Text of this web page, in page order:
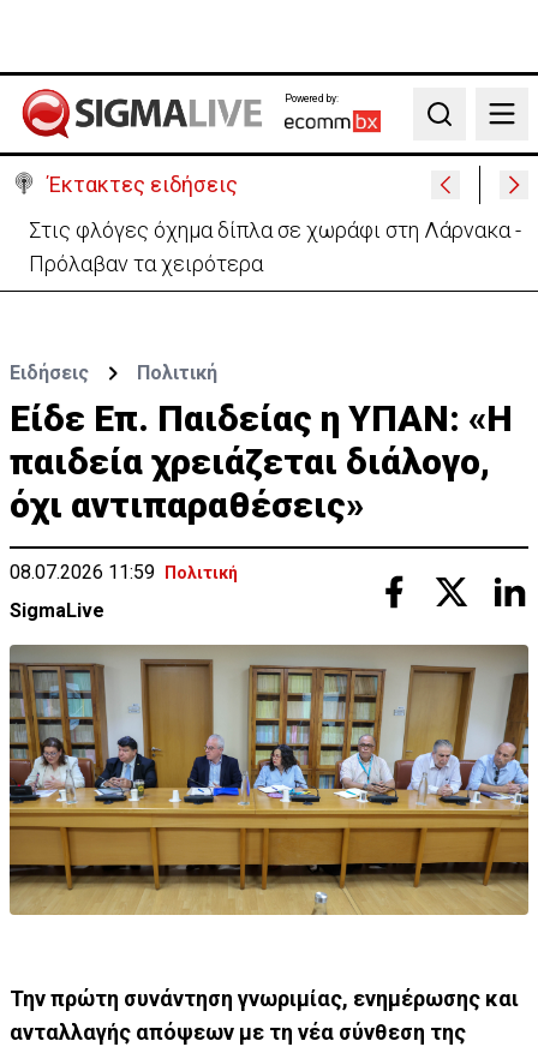
Powered by:
Search
Έκτακτες ειδήσεις
Στις φλόγες όχημα δίπλα σε χωράφι στη Λάρνακα -
Πρόλαβαν τα χειρότερα
Ειδήσεις Πολιτική
Είδε Επ. Παιδείας η ΥΠΑΝ: «Η
παιδεία χρειάζεται διάλογο,
όχι αντιπαραθέσεις»
08.07.2026 11:59 Πολιτική
SigmaLive
Την πρώτη συνάντηση γνωριμίας, ενημέρωσης και
ανταλλαγής απόψεων με τη νέα σύνθεση της